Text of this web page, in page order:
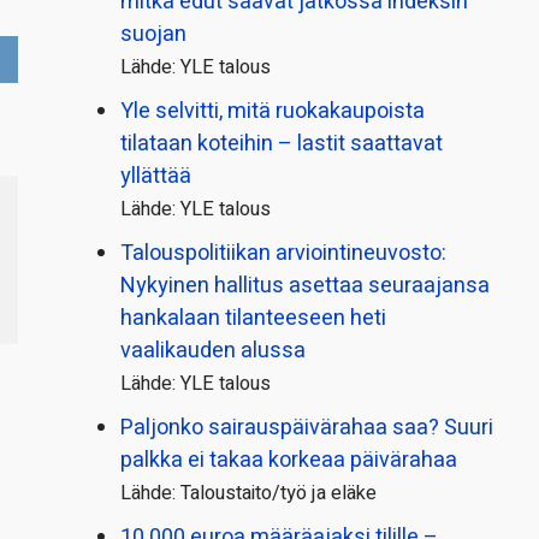
suojan
Lähde: YLE talous
Yle selvitti, mitä ruokakaupoista
tilataan koteihin – lastit saattavat
yllättää
Lähde: YLE talous
Talous­politiikan arviointi­neuvosto:
Nykyinen hallitus asettaa seuraajansa
hankalaan tilanteeseen heti
vaalikauden alussa
Lähde: YLE talous
Paljonko sairauspäivä­rahaa saa? Suuri
palkka ei takaa korkeaa päivärahaa
Lähde: Taloustaito/työ ja eläke